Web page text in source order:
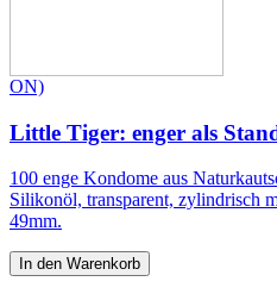
ON)
Little Tiger: enger als
100 enge Kondome aus
Silikonöl, transparent, zylindrisch
49mm.
In den Warenkorb